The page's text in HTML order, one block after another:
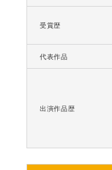
受賞歴
代表作品
出演作品歴